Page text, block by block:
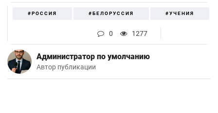
#РОССИЯ #БЕЛОРУССИЯ #УЧЕНИЯ
0 1277
Администратор по умолчанию
Автор публикации